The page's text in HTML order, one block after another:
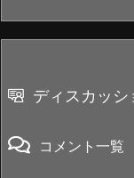
ディスカッシ
コメント一覧